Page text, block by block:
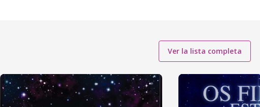
Ver la lista completa